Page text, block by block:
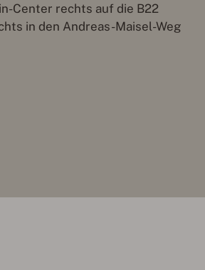
Center rechts auf die B22
in den Andreas-Maisel-Weg